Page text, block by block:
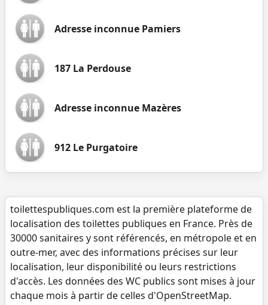
Adresse inconnue Pamiers
187 La Perdouse
Adresse inconnue Mazères
912 Le Purgatoire
toilettespubliques.com est la première plateforme de
localisation des toilettes publiques en France. Près de
30000 sanitaires y sont référencés, en métropole et en
outre-mer, avec des informations précises sur leur
localisation, leur disponibilité ou leurs restrictions
d'accès. Les données des WC publics sont mises à jour
chaque mois à partir de celles d'OpenStreetMap.